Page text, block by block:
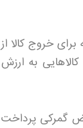
خروج کالا از
به ارزش
گمرکی پرداخت